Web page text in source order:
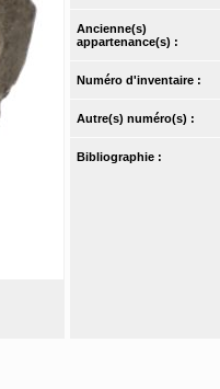
Ancienne(s)
appartenance(s) :
Numéro d'inventaire :
Autre(s) numéro(s) :
Bibliographie :